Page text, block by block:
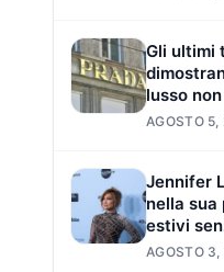
Gli ultimi
lusso
AGOSTO
Jennifer
nella sua
estivi
AGOSTO